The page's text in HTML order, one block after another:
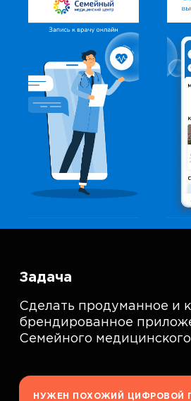
Задача
Сделать продуманное и
брендированное
Семейного
НУЖЕН ПОХОЖИЙ ЦИФРОВОЙ